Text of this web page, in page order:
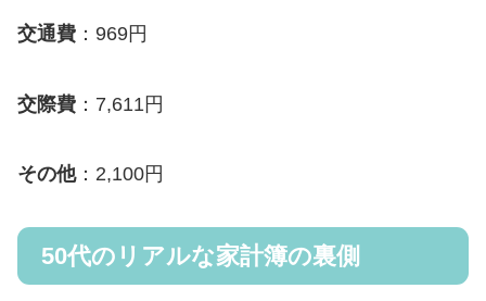
交通費 ：969円
交際費 ：7,611円
その他：2,100円
50代のリアルな家計簿の裏側